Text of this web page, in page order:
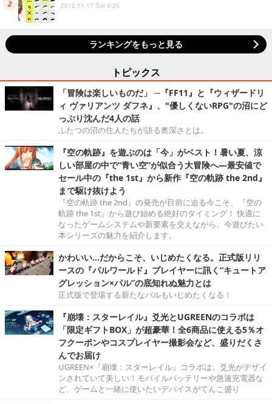
2012.11.17 Sat 9:20
ランキングをもっと見る
トピックス
「冒険は楽しいものだ」 ─『FF11』と『ウィザードリ
ィ ヴァリアンツ ダフネ』、"優しくないRPG"の沼にど
っぷり沈んだ4人の話
ふたつの沼の住人たちが語る奥深さとは。
『空の軌跡』を遊ぶのは「今」がベスト！暑い夏、涼
しい部屋の中で“青い空”が似合う大冒険へ―最安値で
セール中の『the 1st』から新作『空の軌跡 the 2nd』
まで駆け抜けよう
『空の軌跡 the 2nd』の発売が目前に迫る今こそ、『空の
軌跡 the 1st』から遊び始める絶好のタイミング！ 快適に
なったゲームシステムや新要素を交えながら、今遊びたい
本シリーズの魅力を紹介します。
かわいい…だからこそ、いじめたくなる。正式版リリ
ースの『パルワールド』プレイヤーに訊く“キュートア
グレッション×パル”の底知れぬ魅力とは
正式版で登場する新たなパルもいじめたくなる！
『崩壊：スターレイル』爻光とUGREENのコラボは
「限定ギフトBOX」が超豪華！全6商品に使える5％オ
フクーポンやコスプレイヤー撮影会など、盛りだくさ
んでお届け
UGREEN×『崩壊：スターレイル』コラボは、爻光がデザイ
ンされていて美しい！モバイルバッテリーや急速充電器な
ど、ゲームと一緒に使いたいデバイスがてんこ盛り